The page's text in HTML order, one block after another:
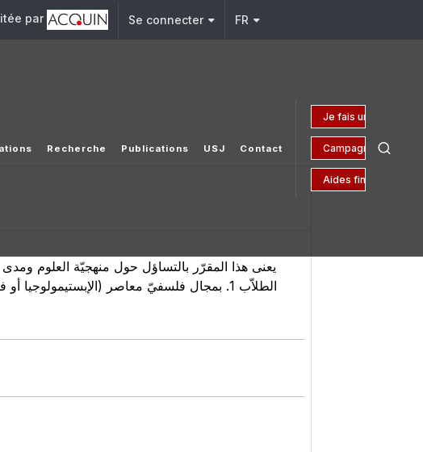
par Se connecter FR
Je fais un don
Campagne 150 ans
Aides financières
Recherche Publications USJ Contact
يعنى هذا المقرّر بالتساؤل حول منهجيّة العلوم